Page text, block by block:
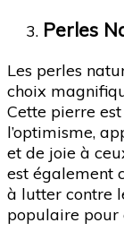
Perles
Les perles
choix
Cette pierre
l’optimisme,
et de joie à
est également
à lutter contre
populaire pour